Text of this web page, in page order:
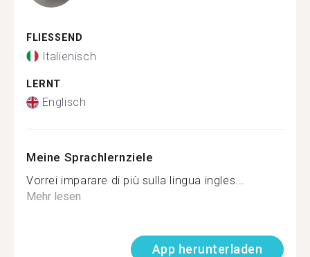
FLIESSEND
Italienisch
LERNT
Englisch
Meine Sprachlernziele
Vorrei imparare di più sulla lingua ingles...
Mehr lesen
App herunterladen